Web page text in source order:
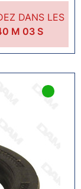
DANS LES
M 02 S